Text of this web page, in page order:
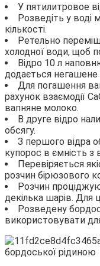
У пятилитровое
Розведіть у воді
кількості.
Ретельно
холодної води, щоб
Відро 10 л
додається негашене
Для погашення
рахунок взаємодії
вапняне молоко.
В друге відро
обсягу.
З першого відра
купорос в ємність
Перевіряється
розчин бірюзового
Розчин
декілька шарів. Для
Розведену
використовувати